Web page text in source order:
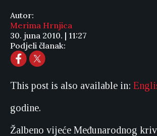
Autor:
Merima Hrnjica
30. juna 2010. | 11:27
Podjeli članak:
This post is also available in:
godine.
Žalbeno vijeće Međunarodnog